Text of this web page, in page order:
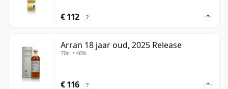
€ 112 ?
Arran 18 jaar oud, 2025 Release
70cl • 46%
€ 116 ?